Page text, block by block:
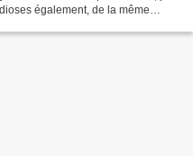
également, de la même